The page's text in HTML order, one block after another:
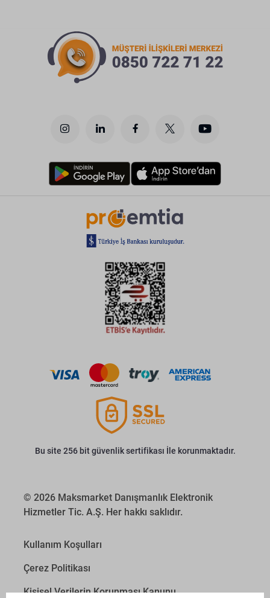
Bu site 256 bit güvenlik sertifikası İle korunmaktadır.
© 2026 Maksmarket Danışmanlık Elektronik
Hizmetler Tic. A.Ş. Her hakkı saklıdır.
Kullanım Koşulları
Çerez Politikası
Kişisel Verilerin Korunması Kanunu